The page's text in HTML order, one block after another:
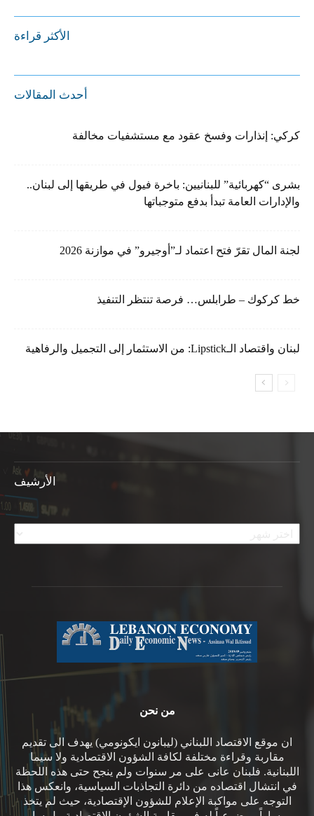
الأكثر قراءة
أحدث المقالات
كركي: إنذارات وفسخ عقود مع مستشفيات مخالفة
بشرى “كهربائية” للبنانيين: باخرة فيول في طريقها إلى لبنان..
والإدارات العامة تبدأ بدفع متوجباتها
لجنة المال تقرّ فتح اعتماد لـ”أوجيرو” في موازنة 2026
خط كركوك – طرابلس… فرصة تنتظر التنفيذ
لبنان واقتصاد الـLipstick: من الاستثمار إلى التجميل والرفاهية
الأرشيف
الأرشيف
من نحن
ان موقع الاقتصاد اللبناني (ليبانون ايكونومي) يهدف الى تقديم
مقاربة وقراءة مختلفة لكافة الشؤون الاقتصادية ولا سيما
اللبنانية. فلبنان عانى على مر سنوات ولم ينجح حتى هذه اللحظة
في انتشال اقتصاده من دائرة التجاذبات السياسية، وانعكس هذا
التوجه على مواكبة الإعلام للشؤون الإقتصادية، حيث لم يتخذ